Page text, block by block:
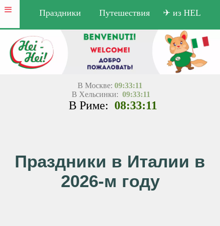
≡ Праздники Путешествия ✈ из HEL
В Москве: 09:33:11
В Хельсинки: 09:33:11
В Риме: 08:33:11
Праздники в Италии в
2026-м году